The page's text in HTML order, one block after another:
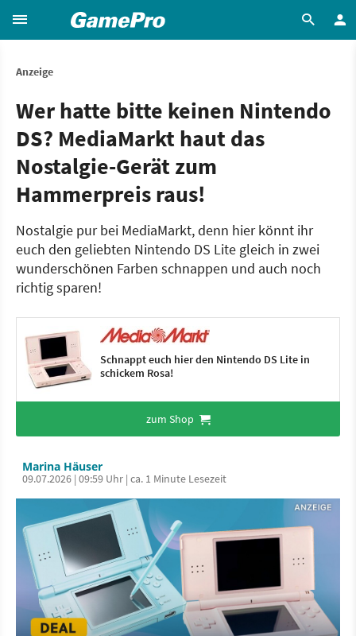
Anzeige
Wer hatte bitte keinen Nintendo
DS? MediaMarkt haut das
Nostalgie-Gerät zum
Hammerpreis raus!
Nostalgie pur bei MediaMarkt, denn hier könnt ihr
euch den geliebten Nintendo DS Lite gleich in zwei
wunderschönen Farben schnappen und auch noch
richtig sparen!
Schnappt euch hier den Nintendo DS Lite in
schickem Rosa!
zum Shop
Marina Häuser
09.07.2026 | 09:59 Uhr | ca. 1 Minute Lesezeit